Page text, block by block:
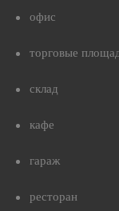
офис
торговые
склад
кафе
гараж
ресторан